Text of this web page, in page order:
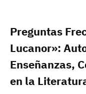
Preguntas
Lucanor»:
Enseñanzas,
en la